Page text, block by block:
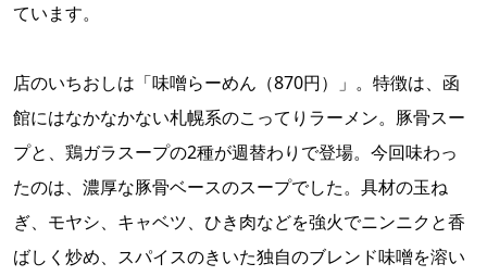
ています。
店のいちおしは「味噌らーめん（870円）」。特徴は、函
館にはなかなかない札幌系のこってりラーメン。豚骨スー
プと、鶏ガラスープの2種が週替わりで登場。今回味わっ
たのは、濃厚な豚骨ベースのスープでした。具材の玉ね
ぎ、モヤシ、キャベツ、ひき肉などを強火でニンニクと香
ばしく炒め、スパイスのきいた独自のブレンド味噌を溶い